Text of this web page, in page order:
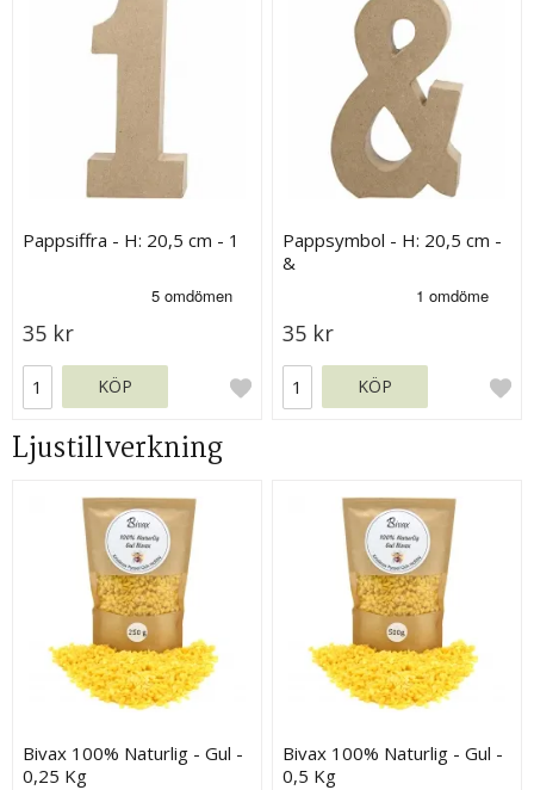
Pappsiffra - H: 20,5 cm - 1
35 kr
KÖP
Pappsymbol - H: 20,5 cm -
&
35 kr
KÖP
Ljustillverkning
Bivax 100% Naturlig - Gul -
0,25 Kg
Bivax 100% Naturlig - Gul -
0,5 Kg